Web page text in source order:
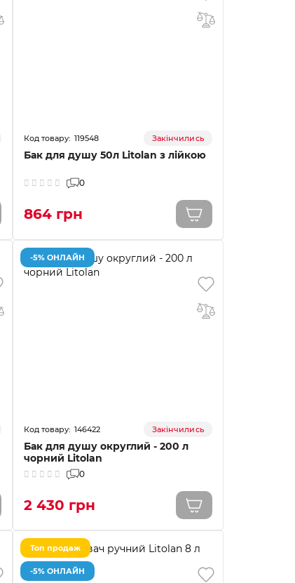
119548 Закінчились
Бак для душу 50л Litolan з лійкою
0
864 грн
-5% ОНЛАЙН
146422 Закінчились
Бак для душу округлий - 200 л
чорний Litolan
0
2 430 грн
Топ продаж
-5% ОНЛАЙН